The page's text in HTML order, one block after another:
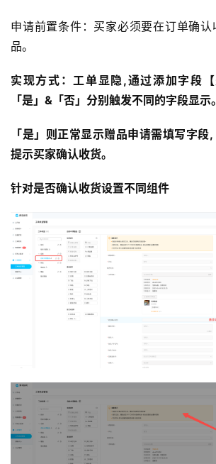
申请前置条件：买家必须要在订单确
品。
实现方式：工单显隐,通过添加字段
「是」&「否」分别触发不同的字段显示。
「是」则正常显示赠品申请需填写字
提示买家确认收货。
针对是否确认收货设置不同组件